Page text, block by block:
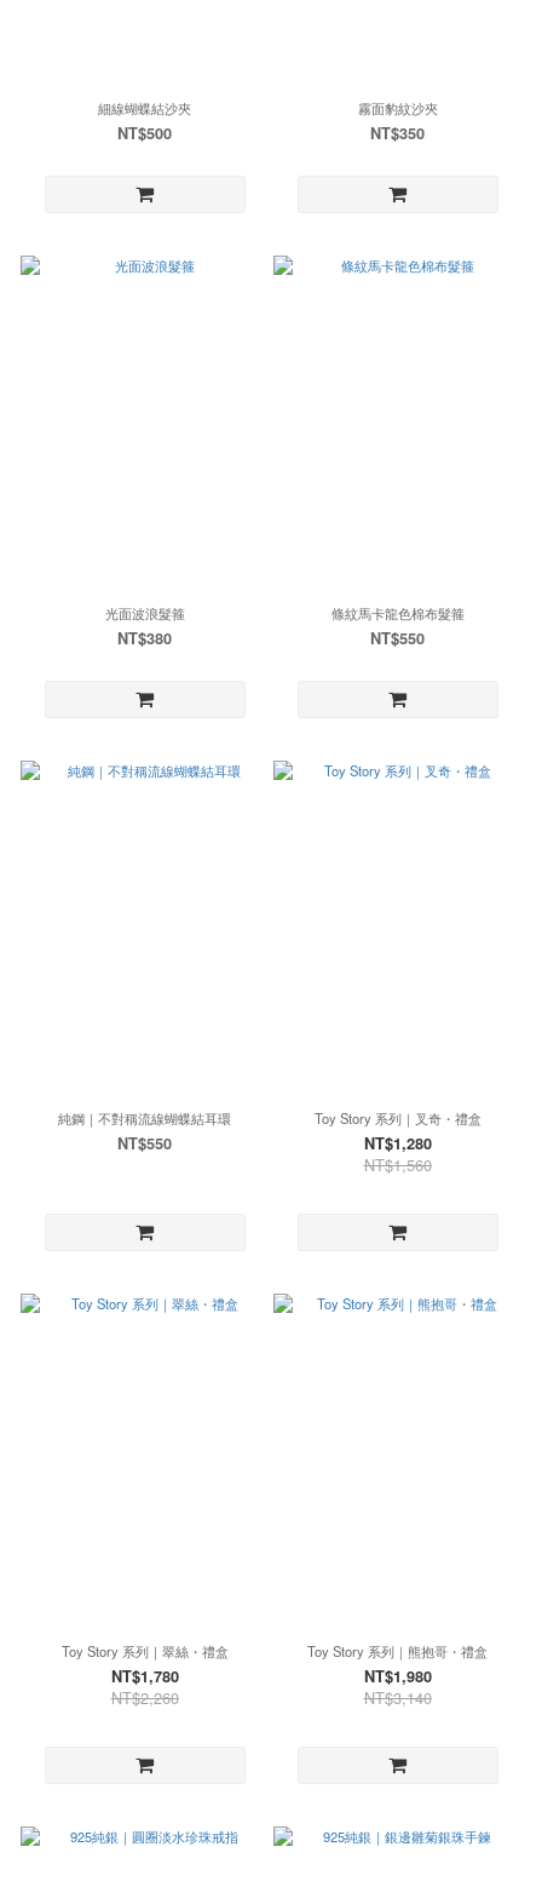
細線蝴蝶結沙夾
NT$500
霧面豹紋沙夾
NT$350
光面波浪髮箍
NT$380
條紋馬卡龍色棉布髮箍
NT$550
純鋼｜不對稱流線蝴蝶結耳環
NT$550
Toy Story 系列｜叉奇・禮盒
NT$1,280
NT$1,560
Toy Story 系列｜翠絲・禮盒
NT$1,780
NT$2,260
Toy Story 系列｜熊抱哥・禮盒
NT$1,980
NT$3,140